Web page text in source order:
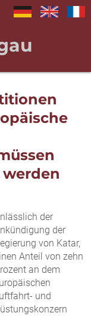
der
der
von Katar,
Anteil von zehn
an dem
und